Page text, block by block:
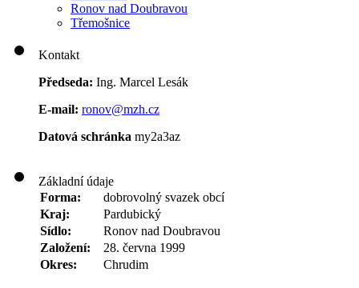
Ronov nad Doubravou
Třemošnice
Kontakt
Předseda: Ing. Marcel Lesák
E-mail: ronov@mzh.cz
Datová schránka my2a3az
Základní údaje
Forma:
dobrovolný svazek obcí
Kraj:
Pardubický
Sídlo:
Ronov nad Doubravou
Založení:
28. června 1999
Okres:
Chrudim